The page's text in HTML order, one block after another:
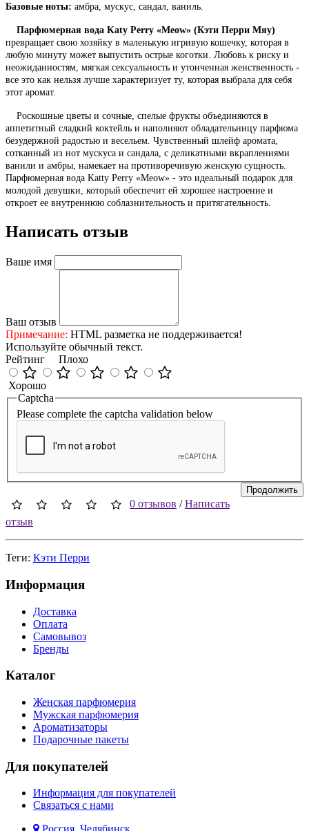
Базовые ноты: амбра, мускус, сандал, ваниль.
Парфюмерная вода Katy Perry «Meow» (Кэти Перри Мяу)
превращает свою хозяйку в маленькую игривую кошечку, которая в
любую минуту может выпустить острые коготки. Любовь к риску и
неожиданностям, мягкая сексуальность и утонченная женственность -
все это как нельзя лучше характеризует ту, которая выбрала для себя
этот аромат.
Роскошные цветы и сочные, спелые фрукты объединяются в
аппетитный сладкий коктейль и наполняют обладательницу парфюма
безудержной радостью и весельем. Чувственный шлейф аромата,
сотканный из нот мускуса и сандала, с деликатными вкраплениями
ванили и амбры, намекает на противоречивую женскую сущность.
Парфюмерная вода Katty Perry «Meow» - это идеальный подарок для
молодой девушки, который обеспечит ей хорошее настроение и
откроет ее внутреннюю соблазнительность и притягательность.
Написать отзыв
Ваше имя
Ваш отзыв
Примечание: HTML разметка не поддерживается!
Используйте обычный текст.
Рейтинг Плохо
Хорошо
Captcha
Please complete the captcha validation below
Продолжить
0 отзывов /Написать
отзыв
Теги: Кэти Перри
Информация
Доставка
Оплата
Самовывоз
Бренды
Каталог
Женская парфюмерия
Мужская парфюмерия
Ароматизаторы
Подарочные пакеты
Для покупателей
Информация для покупателей
Связаться с нами